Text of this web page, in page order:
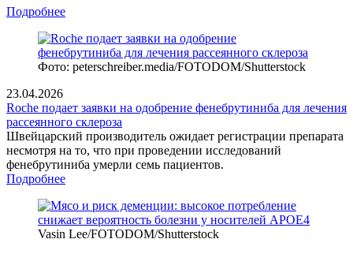
Подробнее
Фото: peterschreiber.media/FOTODOM/Shutterstock
23.04.2026
Roche подает заявки на одобрение фенебрутиниба для лечения
рассеянного склероза
Швейцарский производитель ожидает регистрации препарата
несмотря на то, что при проведении исследований
фенебрутиниба умерли семь пациентов.
Подробнее
Vasin Lee/FOTODOM/Shutterstoсk